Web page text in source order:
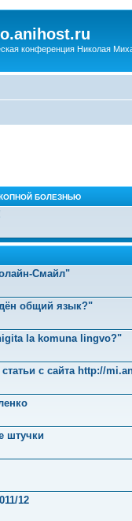
конференция Николая
БОЛЕЗНЬЮ
Смайл"
общий язык?"
la komuna lingvo?"
с сайта http://
штучки
12